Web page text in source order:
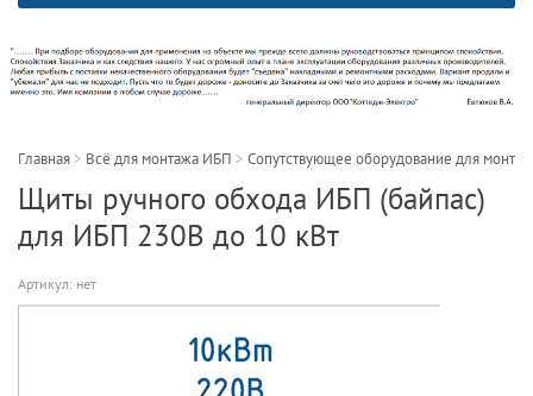
Главная > Всё для монтажа ИБП > Сопутствующее оборудование для
Щиты ручного обхода ИБП (байпас)
для ИБП 230В до 10 кВт
Артикул: нет